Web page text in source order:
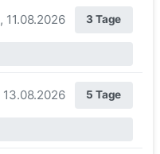
11.08.2026 3 Tage
13.08.2026 5 Tage